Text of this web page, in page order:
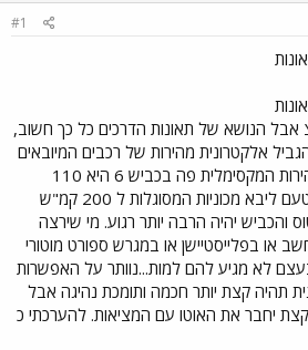
#1
הנושא של תאונות הדרכים כל כך חשוב,
אלקטרונית מהירות של רכבים המיובאים
ארצה ל 130 קמ"ש. המהירות המקסימלית פה בכביש 6 היא 110
קמ"ש כך שאני לא רואה טעם ליבא מכוניות המסוגלות ל 200 קמ"ש
והכביש יהיה הרבה יותר רגוע. מי שירצה
או בפלייסטיישן או במגרש ספורט מוטורי
לא מגיע להם למות...נוותר על האפשרות
תהיה קצת יותר חכמה ותומכת נהיגה אבל
יחבר את האוטו עם המציאות. להערכתי כ